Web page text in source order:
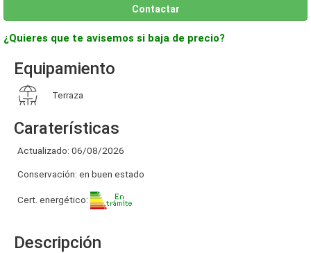
Contactar
¿Quieres que te avisemos si baja de precio?
Equipamiento
Terraza
Caraterísticas
Actualizado: 06/08/2026
Conservación: en buen estado
Cert. energético:
Descripción